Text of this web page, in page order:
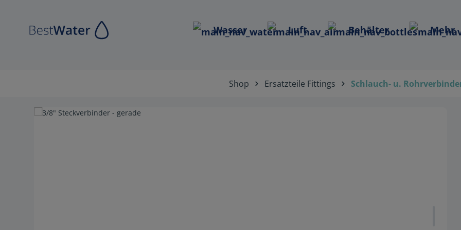
Wasser Luft Behälter Mehr
Shop Ersatzteile Fittings Schlauch- u.
Bildergalerie überspringen